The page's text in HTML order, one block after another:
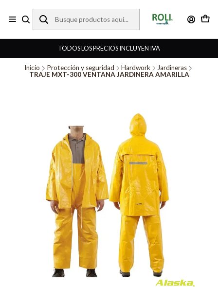
TODOS LOS PRECIOS INCLUYEN IVA
Inicio Protección y seguridad Hardwork
Jardineras
TRAJE MXT-300 VENTANA JARDINERA AMARILLA